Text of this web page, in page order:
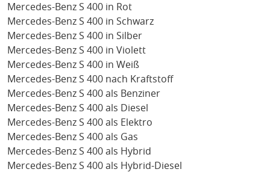
Mercedes-Benz S 400 in Rot
Mercedes-Benz S 400 in Schwarz
Mercedes-Benz S 400 in Silber
Mercedes-Benz S 400 in Violett
Mercedes-Benz S 400 in Weiß
Mercedes-Benz S 400 nach Kraftstoff
Mercedes-Benz S 400 als Benziner
Mercedes-Benz S 400 als Diesel
Mercedes-Benz S 400 als Elektro
Mercedes-Benz S 400 als Gas
Mercedes-Benz S 400 als Hybrid
Mercedes-Benz S 400 als Hybrid-Diesel